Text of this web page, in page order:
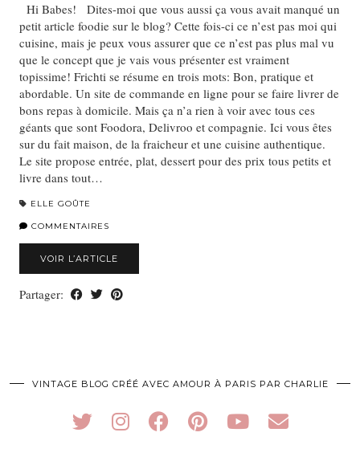
Hi Babes! Dites-moi que vous aussi ça vous avait manqué un
petit article foodie sur le blog? Cette fois-ci ce n’est pas moi qui
cuisine, mais je peux vous assurer que ce n’est pas plus mal vu
que le concept que je vais vous présenter est vraiment
topissime! Frichti se résume en trois mots: Bon, pratique et
abordable. Un site de commande en ligne pour se faire livrer de
bons repas à domicile. Mais ça n’a rien à voir avec tous ces
géants que sont Foodora, Delivroo et compagnie. Ici vous êtes
sur du fait maison, de la fraicheur et une cuisine authentique.
Le site propose entrée, plat, dessert pour des prix tous petits et
livre dans tout…
ELLE GOÛTE
COMMENTAIRES
VOIR L’ARTICLE
Partager:
VINTAGE BLOG CRÉÉ AVEC AMOUR À PARIS PAR CHARLIE